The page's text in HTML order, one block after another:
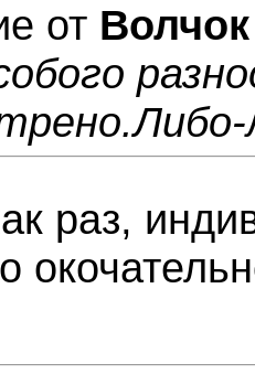
от Волчок
раз,